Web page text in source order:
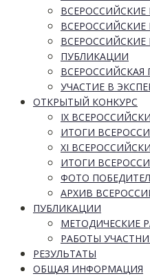
ВСЕРОССИЙСКИЕ
ПУБЛИКАЦИИ
ВСЕРОССИЙСКАЯ
УЧАСТИЕ В
ОТКРЫТЫЙ КОНКУРС
IX
ИТОГИ
XI
ИТОГИ
ФОТО
АРХИВ
ПУБЛИКАЦИИ
МЕТОДИЧЕСКИЕ
РАБОТЫ
РЕЗУЛЬТАТЫ
ОБЩАЯ ИНФОРМАЦИЯ